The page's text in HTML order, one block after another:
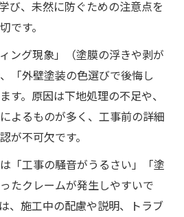
び、未然に防ぐための注意点を
です。
ング現象」（塗膜の浮きや剥が
「外壁塗装の色選びで後悔し
す。原因は下地処理の不足や、
よるものが多く、工事前の詳細
が不可欠です。
「工事の騒音がうるさい」「塗
たクレームが発生しやすいで
、施工中の配慮や説明、トラブ